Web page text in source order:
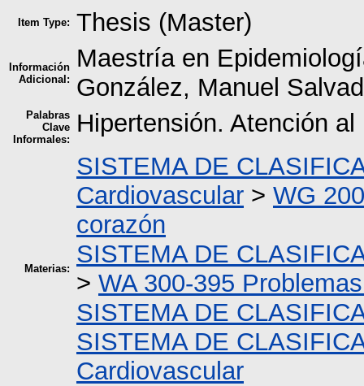
Item Type: Thesis (Master)
Información
Adicional:
Maestría en
González, Manuel
Palabras
Clave
Informales:
Hipertensión. Atención
Materias:
SISTEMA DE
Cardiovascular > WG
corazón
SISTEMA DE
> WA 300-395
SISTEMA DE
SISTEMA DE
Cardiovascular